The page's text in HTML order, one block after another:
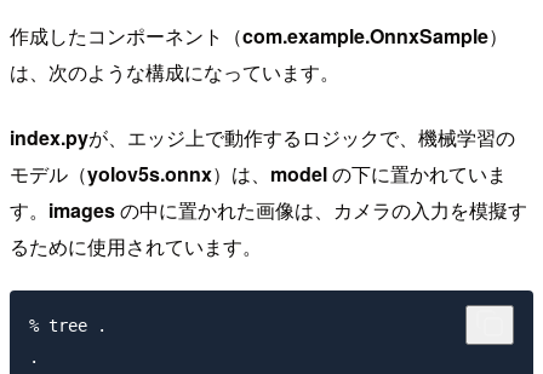
作成したコンポーネント（com.example.OnnxSample）
は、次のような構成になっています。
index.pyが、エッジ上で動作するロジックで、機械学習の
モデル（yolov5s.onnx）は、 modelの下に置かれていま
す。 imagesの中に置かれた画像は、カメラの入力を模擬す
るために使用されています。
% tree .
.